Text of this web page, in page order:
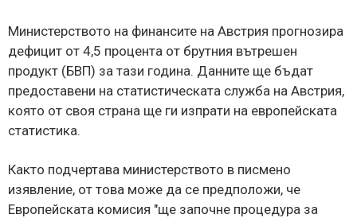
Министерството на финансите на Австрия прогнозира
дефицит от 4,5 процента от брутния вътрешен
продукт (БВП) за тази година. Данните ще бъдат
предоставени на статистическата служба на Австрия,
която от своя страна ще ги изпрати на европейската
статистика.
Както подчертава министерството в писмено
изявление, от това може да се предположи, че
Европейската комисия "ще започне процедура за